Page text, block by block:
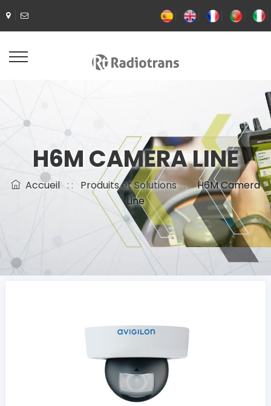
H6M CAMERA LINE
Accueil: : Produits et Solutions: :H6M Camera
Line